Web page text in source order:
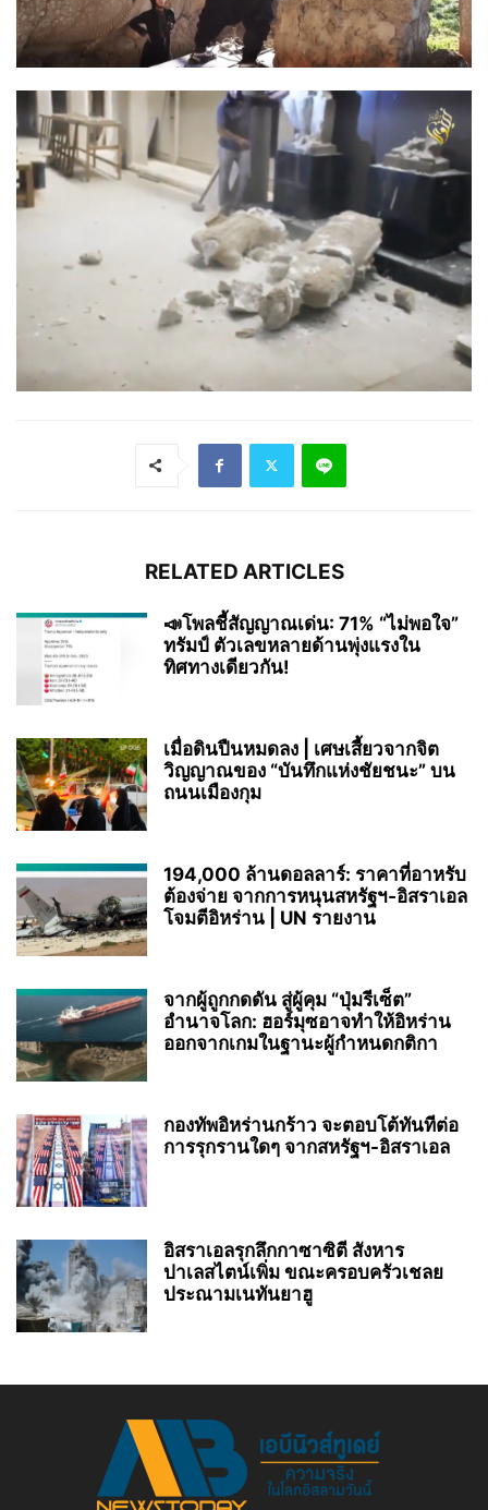
RELATED ARTICLES
📣โพลชี้สัญญาณเด่น: 71% “ไม่พอใจ”
ทรัมป์ ตัวเลขหลายด้านพุ่งแรงใน
ทิศทางเดียวกัน!
เมื่อดินปืนหมดลง | เศษเสี้ยวจากจิต
วิญญาณของ “บันทึกแห่งชัยชนะ” บน
ถนนเมืองกุม
194,000 ล้านดอลลาร์: ราคาที่อาหรับ
ต้องจ่าย จากการหนุนสหรัฐฯ‑อิสราเอล
โจมตีอิหร่าน | UN รายงาน
จากผู้ถูกกดดัน สู่ผู้คุม “ปุ่มรีเซ็ต”
อำนาจโลก: ฮอร์มุซอาจทำให้อิหร่าน
ออกจากเกมในฐานะผู้กำหนดกติกา
กองทัพอิหร่านกร้าว จะตอบโต้ทันทีต่อ
การรุกรานใดๆ จากสหรัฐฯ-อิสราเอล
อิสราเอลรุกลึกกาซาซิตี สังหาร
ปาเลสไตน์เพิ่ม ขณะครอบครัวเชลย
ประณามเนทันยาฮู